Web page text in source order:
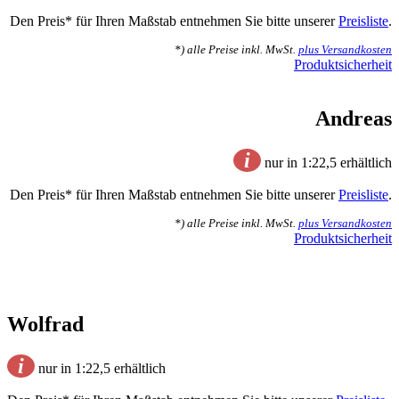
Den Preis* für Ihren Maßstab entnehmen Sie bitte unsererPreisliste.
*) alle Preise inkl. MwSt. plus Versandkosten
Produktsicherheit
Andreas
i nur in 1:22,5 erhältlich
Den Preis* für Ihren Maßstab entnehmen Sie bitte unsererPreisliste.
*) alle Preise inkl. MwSt. plus Versandkosten
Produktsicherheit
Wolfrad
i nur in 1:22,5 erhältlich